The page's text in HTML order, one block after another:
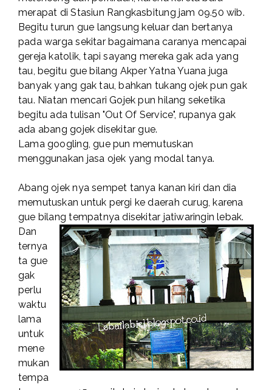
merapat di Stasiun Rangkasbitung jam 09.50 wib.
Begitu turun gue langsung keluar dan bertanya
pada warga sekitar bagaimana caranya mencapai
gereja katolik, tapi sayang mereka gak ada yang
tau, begitu gue bilang Akper Yatna Yuana juga
banyak yang gak tau, bahkan tukang ojek pun gak
tau. Niatan mencari Gojek pun hilang seketika
begitu ada tulisan "Out Of Service", rupanya gak
ada abang gojek disekitar gue.
Lama googling, gue pun memutuskan
menggunakan jasa ojek yang modal tanya.
Abang ojek nya sempet tanya kanan kiri dan dia
memutuskan untuk pergi ke daerah curug, karena
gue bilang tempatnya disekitar jatiwaringin lebak.
Dan
ternya
ta gue
gak
perlu
waktu
lama
untuk
mene
mukan
tempa